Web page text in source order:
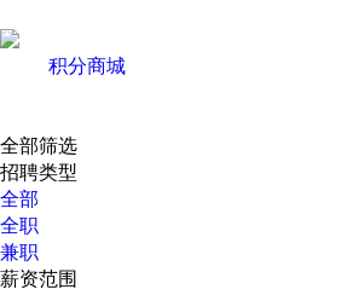
积分商城
全部筛选
招聘类型
全部
全职
兼职
薪资范围